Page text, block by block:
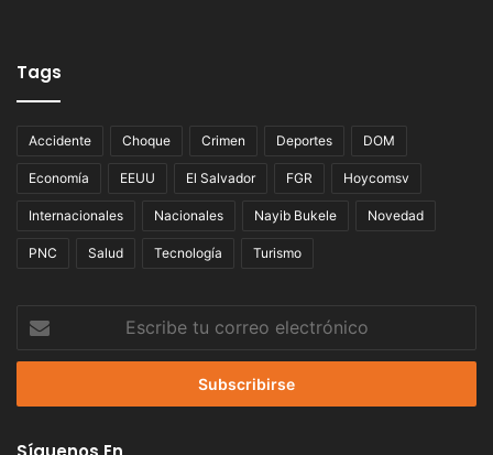
Tags
Accidente Choque Crimen Deportes DOM
Economía EEUU El Salvador FGR Hoycomsv
Internacionales Nacionales Nayib Bukele Novedad
PNC Salud Tecnología Turismo
correo